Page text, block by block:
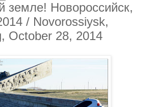
земле! Новороссийск,
/ Novorossiysk,
October 28, 2014